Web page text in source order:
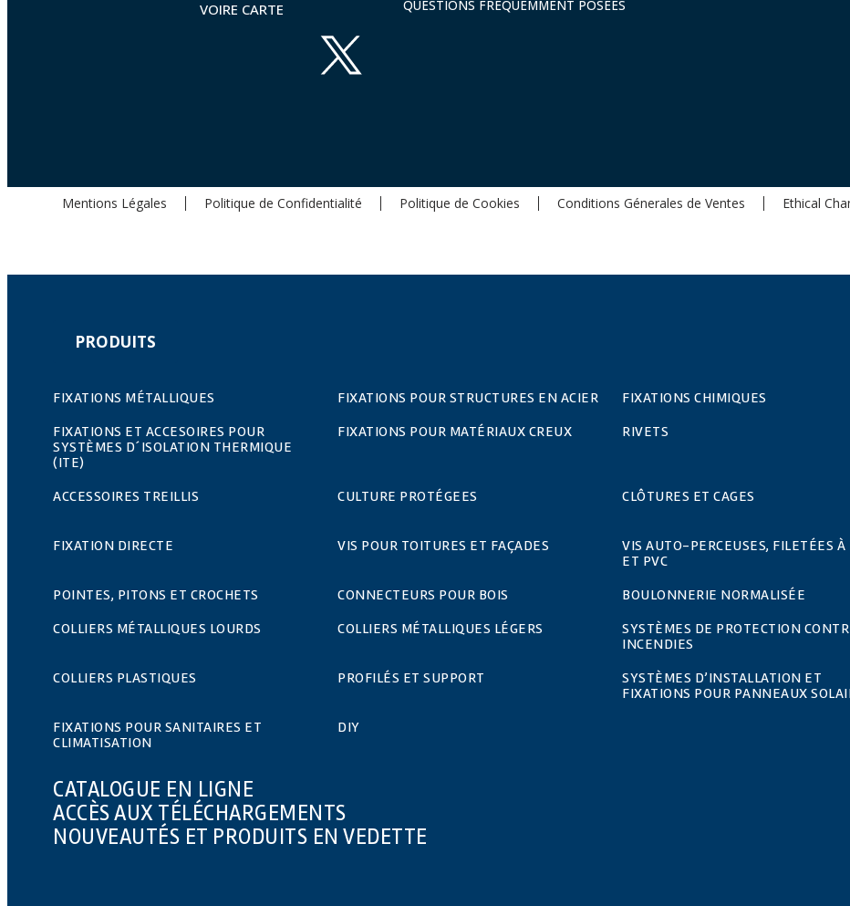
VOIRE CARTE
QUESTIONS FRÉQUEMMENT POSÉES
Mentions Légales Politique de Confidentialité Politique de Cookies Conditions Génerales de Ventes Ethical
PRODUITS
FIXATIONS MÉTALLIQUES FIXATIONS POUR STRUCTURES EN ACIER FIXATIONS CHIMIQUES
FIXATIONS ET ACCESOIRES POUR
SYSTÈMES D´ISOLATION THERMIQUE
(ITE)
FIXATIONS POUR MATÉRIAUX CREUX RIVETS
ACCESSOIRES TREILLIS CULTURE PROTÉGEES CLÔTURES ET CAGES
FIXATION DIRECTE
VIS POUR TOITURES ET FAÇADES
VIS AUTO-PERCEUSES, FILETÉES À
ET PVC
POINTES, PITONS ET CROCHETS CONNECTEURS POUR BOIS BOULONNERIE NORMALISÉE
COLLIERS MÉTALLIQUES LOURDS
COLLIERS MÉTALLIQUES LÉGERS
SYSTÈMES DE PROTECTION
INCENDIES
COLLIERS PLASTIQUES PROFILÉS ET SUPPORT
SYSTÈMES D’INSTALLATION ET
FIXATIONS POUR PANNEAUX
FIXATIONS POUR SANITAIRES ET
CLIMATISATION
DIY
CATALOGUE EN LIGNE
ACCÈS AUX TÉLÉCHARGEMENTS
NOUVEAUTÉS ET PRODUITS EN VEDETTE